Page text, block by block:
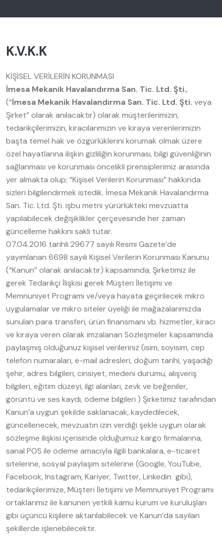
K.V.K.K
KİŞİSEL VERİLERİN KORUNMASI
İmesa Mekanik Havalandırma San. Tic. Ltd. Şti.,
(“İmesa Mekanik Havalandırma San. Tic. Ltd. Şti. veya
Şirket” olarak anılacaktır) olarak müşterilerimizin,
tedarikçilerimizin, kiracılarımızın ve kiraya verenlerimizin
başta temel hak ve özgürlüklerini korumak olmak üzere
özel hayatlarına ilişkin gizliliğin korunması, bilgi güvenliğinin
sağlanması ve korunması öncelikli prensiplerimiz arasında
yer almakta olup; “Kişisel Verilerin Korunması” hakkında
sizleri bilgilendirmek istedik. İmesa Mekanik Havalandırma
San. Tic. Ltd. Şti. işbu metni yürürlükteki mevzuatta
yapılabilecek değişiklikler çerçevesinde her zaman
güncelleme hakkını saklı tutar.
07.04.2016 tarihli 29677 sayılı Resmi Gazete’de
yayımlanan 6698 sayılı Kişisel Verilerin Korunması Kanunu
(“Kanun” olarak anılacaktır) kapsamında; Şirketimiz ile
gerek Tedarikçi İlişkisi gerek Müşteri İletişimi ve
Memnuniyet Programı ve/veya hayata geçirilecek mikro
uygulamalar ve mikro siteler üyeliği ile mağazalarımızda
sunulan para transferi, ürün finansmanı vb. hizmetler, kiracı
ve kiraya veren olarak imzalanan Sözleşmeler kapsamında
paylaşmış olduğunuz kişisel verileriniz (isim, soyisim, cep
telefon numaraları, e-mail adresleri, doğum tarihi, yaşadığı
şehir, adres bilgileri, cinsiyet, medeni durumu, alışveriş
bilgileri, eğitim düzeyi, ilgi alanları, zevk ve beğeniler,
görüntü ve ses kaydı, ödeme bilgileri ) Şirketimiz tarafından
Kanun’a uygun şekilde saklanacak, kaydedilecek,
güncellenecek, mevzuatın izin verdiği şekle uygun olarak
sözleşme ilişkisi içerisinde olduğumuz kargo firmalarına,
sanal POS ile ödeme amacıyla ilgili bankalara, e-ticaret
sitelerine, sosyal paylaşım sitelerine (Google, YouTube,
Facebook, Instagram, Kariyer, Twitter, Linkedin gibi),
tedarikçilerimize, Müşteri İletişimi ve Memnuniyet Programı
ortaklarımız ile kanunen yetkili kamu kurum ve kuruluşları
gibi üçüncü kişilere aktarılabilecek ve Kanun’da sayılan
şekillerde işlenebilecektir.